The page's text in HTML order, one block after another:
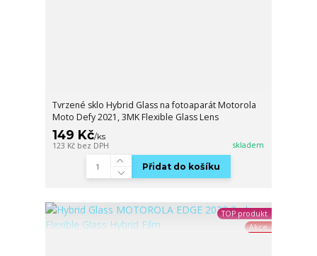
Tvrzené sklo Hybrid Glass na fotoaparát Motorola
Moto Defy 2021, 3MK Flexible Glass Lens
149 Kč/ks
123 Kč bez DPH skladem
Přidat do košíku
TOP produkt
Akce